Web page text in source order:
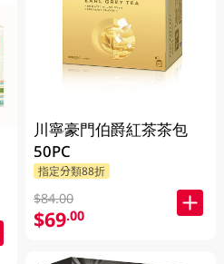
川寧豪門伯爵紅茶茶包
50PC
指定分類88折
$84.00
$69.00